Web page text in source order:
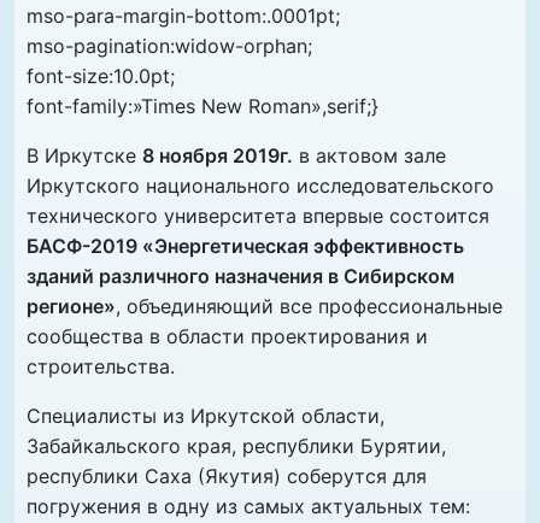
mso-para-margin-bottom:.0001pt;
mso-pagination:widow-orphan;
font-size:10.0pt;
font-family:»Times New Roman»,serif;}
В Иркутске 8 ноября 2019г. в актовом зале
Иркутского национального исследовательского
технического университета впервые состоится
БАСФ-2019 «Энергетическая эффективность
зданий различного назначения в Сибирском
регионе», объединяющий все профессиональные
сообщества в области проектирования и
строительства.
Специалисты из Иркутской области,
Забайкальского края, республики Бурятии,
республики Саха (Якутия) соберутся для
погружения в одну из самых актуальных тем: